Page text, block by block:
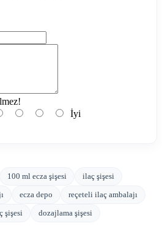
İyi
100 ml ecza şişesi
ilaç şişesi
ecza depo
reçeteli ilaç ambalajı
şişesi
dozajlama şişesi